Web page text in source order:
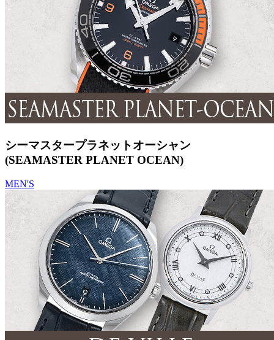
シーマスタープラネットオーシャン
(SEAMASTER PLANET OCEAN)
MEN'S